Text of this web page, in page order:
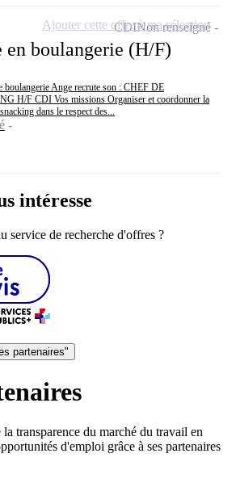
en boulangerie (H/F)
boulangerie Ange recrute son : CHEF DE
H/F CDI Vos missions Organiser et coordonner la
dans le respect des...
CDINon renseigné
Ajouter cette offre à ma sélection
intéresse
service de recherche d'offres ?
partenaires"
transparence du marché du travail en
d'emploi grâce à ses partenaires